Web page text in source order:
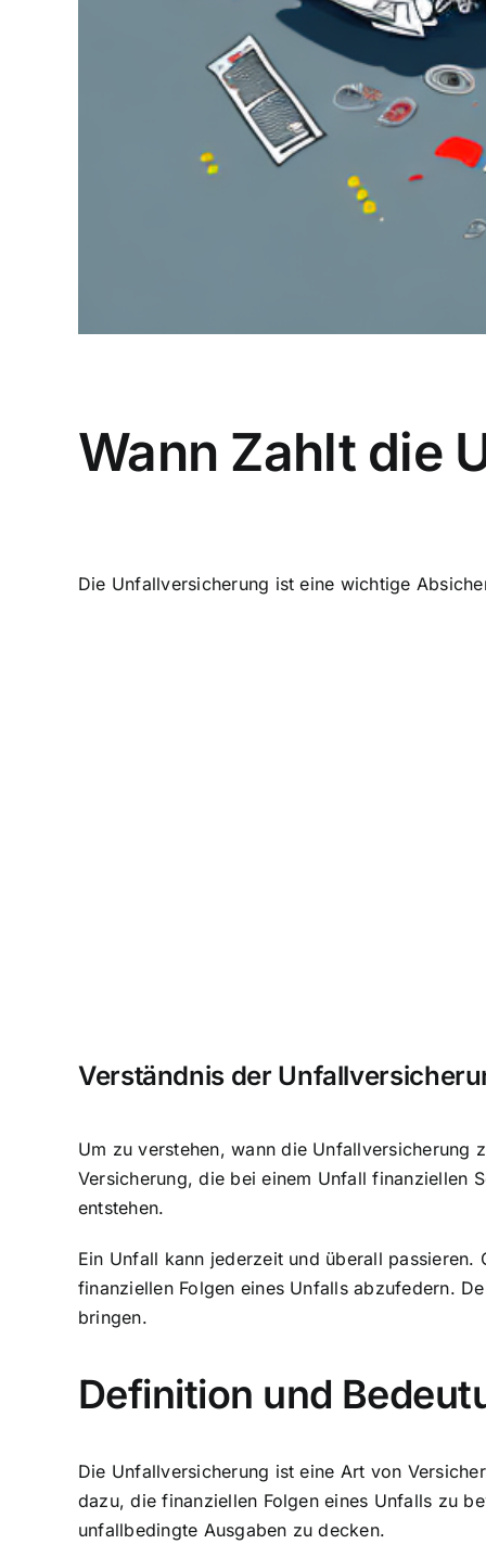
Wann Zahlt die
Die Unfallversicherung ist eine wichtige
Verständnis der
Um zu verstehen, wann die Unfallversicherung
Versicherung, die bei einem Unfall finanziellen
entstehen.
Ein Unfall kann jederzeit und überall
finanziellen Folgen eines Unfalls abzufedern.
bringen.
Definition und
Die Unfallversicherung ist eine Art von
dazu, diefinanziellen Folgen eines Unfalls zu
unfallbedingte Ausgaben zu decken.